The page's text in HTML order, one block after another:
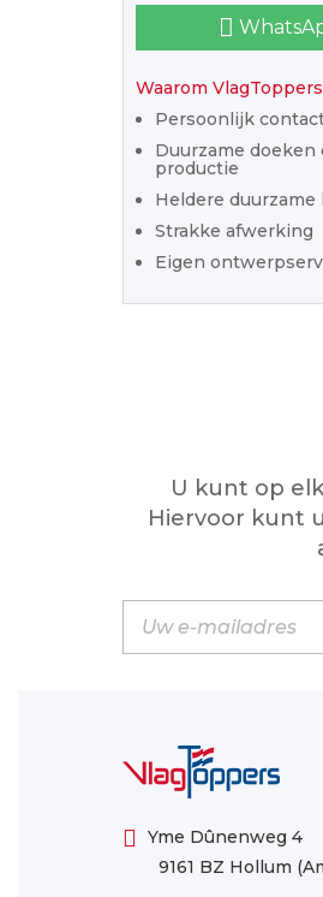
Waarom
Persoonlijk
Duurzame doeken
productie
Heldere duurzame
Strakke afwerking
Eigen
U kunt op
Hiervoor kunt
Yme Dûnenweg 4
9161 BZ Hollum